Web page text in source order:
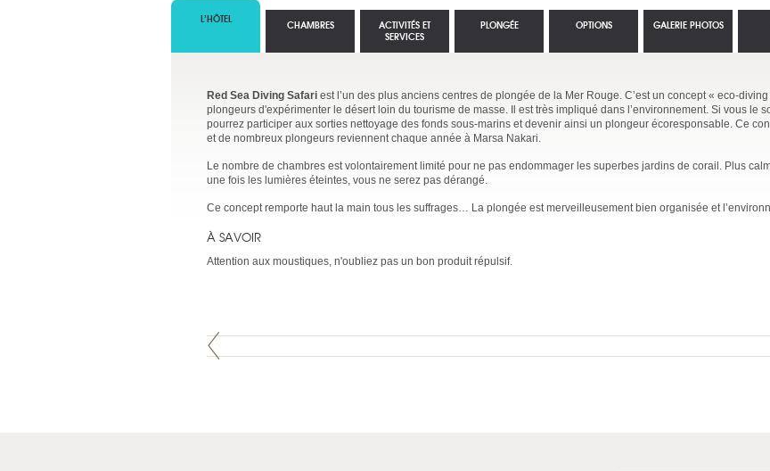
L’HÔTEL
Red Sea Diving Safari est l’un des plus anciens centres de plongée de la Mer Rouge. C’est un concept « eco-
plongeurs d'expérimenter le désert loin du tourisme de masse. Il est très impliqué dans l’environnement. Si vous le
pourrez participer aux sorties nettoyage des fonds sous-marins et devenir ainsi un plongeur écoresponsable. Ce
et de nombreux plongeurs reviennent chaque année à Marsa Nakari.
Le nombre de chambres est volontairement limité pour ne pas endommager les superbes jardins de corail. Plus
une fois les lumières éteintes, vous ne serez pas dérangé.
Ce concept remporte haut la main tous les suffrages… La plongée est merveilleusement bien organisée et
À SAVOIR
Attention aux moustiques, n'oubliez pas un bon produit répulsif.
CHAMBRES
ACTIVITÉS ET
SERVICES
PLONGÉE OPTIONS GALERIE PHOTOS